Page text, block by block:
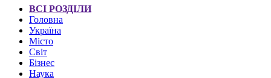
ВСІ РОЗДІЛИ
Головна
Україна
Місто
Світ
Бізнес
Наука